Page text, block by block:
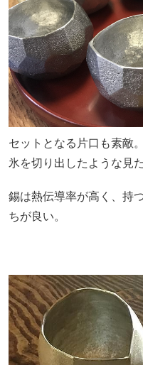
セットとなる片口も素敵。
氷を切り出したような見た
錫は熱伝導率が高く、持
ちが良い。